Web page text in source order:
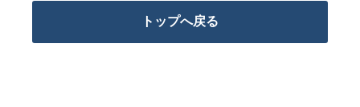
トップへ戻る